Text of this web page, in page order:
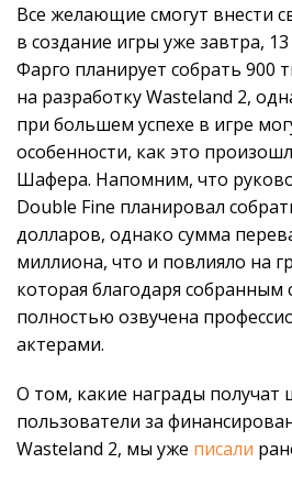
Все желающие смогут внести
в создание игры уже завтра,
Фарго планирует собрать 900
на разработку Wasteland 2,
при большем успехе в игре
особенности, как это
Шафера. Напомним, что
Double Fine планировал
долларов, однако сумма
миллиона, что и повлияло на
которая благодаря собранным
полностью озвучена
актерами.
О том, какие награды получат
пользователи за
Wasteland 2, мы уже писали